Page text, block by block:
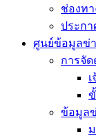
ช่องท
ประก
ศูนย์ข้อมูลข่
การจั
ข้อมูล